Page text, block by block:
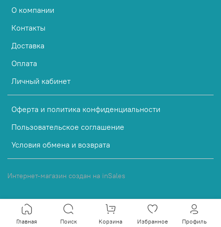
О компании
Контакты
Доставка
Оплата
Личный кабинет
Оферта и политика конфиденциальности
Пользовательское соглашение
Условия обмена и возврата
Интернет-магазин создан на inSales
Главная Поиск Корзина Избранное Профиль